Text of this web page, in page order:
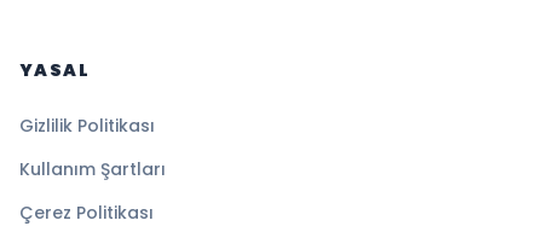
YASAL
Gizlilik Politikası
Kullanım Şartları
Çerez Politikası